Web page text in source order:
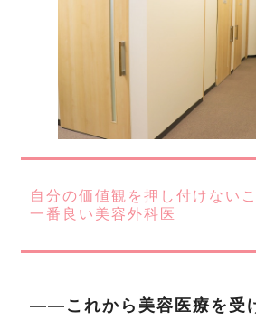
自分の価値観を押し付けない
一番良い美容外科医
――これから美容医療を受